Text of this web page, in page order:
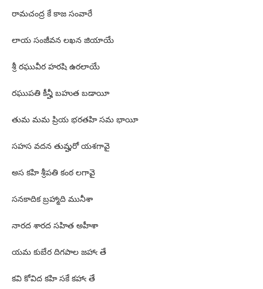
రామచంద్ర కే కాజ సంవారే
లాయ సంజీవన లఖన జియాయే
శ్రీ రఘువీర హరషి ఉరలాయే
రఘుపతి కీన్హీ బహుత బడాయీ
తుమ మమ ప్రియ భరతహి సమ భాయీ
సహస వదన తుమ్హరో యశగావై
అస కహి శ్రీపతి కంఠ లగావై
సనకాదిక బ్రహ్మాది మునీశా
నారద శారద సహిత అహీశా
యమ కుబేర దిగపాల జహాఁ తే
కవి కోవిద కహి సకే కహాఁ తే